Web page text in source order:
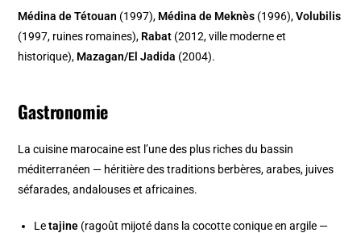
Médina de Tétouan (1997), Médina de Meknès (1996),Volubilis
(1997, ruines romaines), Rabat (2012, ville moderne et
historique), Mazagan/El Jadida (2004).
Gastronomie
La cuisine marocaine est l’une des plus riches du bassin
méditerranéen — héritière des traditions berbères, arabes, juives
séfarades, andalouses et africaines.
Letajine (ragoût mijoté dans la cocotte conique en argile —